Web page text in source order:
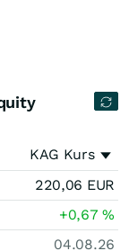
KAG Kurs
220,06 EUR
+0,67%
04.08.26